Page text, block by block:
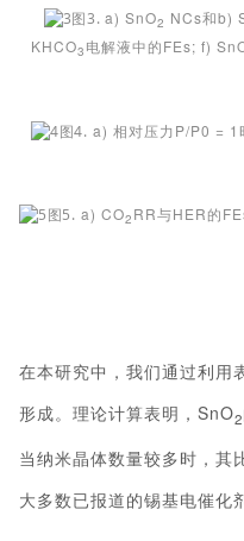
图3. a) SnO2 NCs和b)
KHCO3 电解液中的FEs; f)
图4. a) 相对压力P/P0 = 1
图5. a) CO2 RR与HER的
在本研究中，我们通过利
形成。理论计算表明，SnO2
当纳米晶体数量较多时，其
大多数已报道的锡基电催化